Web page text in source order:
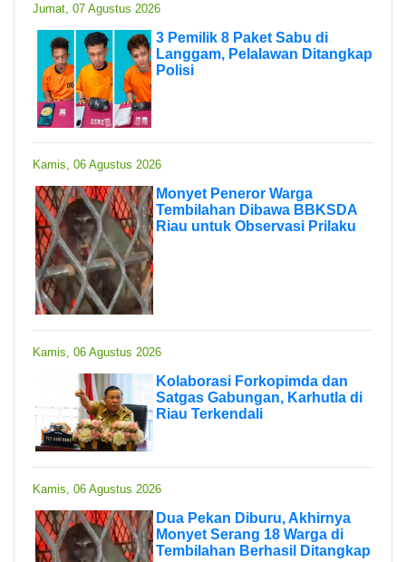
Jumat, 07 Agustus 2026
3 Pemilik 8 Paket Sabu di
Langgam, Pelalawan Ditangkap
Polisi
Kamis, 06 Agustus 2026
Monyet Peneror Warga
Tembilahan Dibawa BBKSDA
Riau untuk Observasi Prilaku
Kamis, 06 Agustus 2026
Kolaborasi Forkopimda dan
Satgas Gabungan, Karhutla di
Riau Terkendali
Kamis, 06 Agustus 2026
Dua Pekan Diburu, Akhirnya
Monyet Serang 18 Warga di
Tembilahan Berhasil Ditangkap